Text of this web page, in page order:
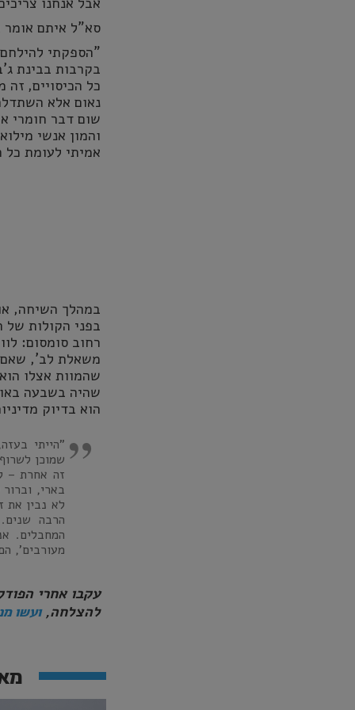
סא"ל איתם
"הספקתי להילחם
בקרבות בבינת
כל הכיסויים,
נאום אלא
שום דבר חומרי
והמון אנשי
אמיתי לעומת כל
במהלך השיחה,
בפני הקולות של
רחוב סומסום:
משאלת לב', שאם
שהמוות אצלו
שהיה בשבעה
הוא בדיוק
"הייתי
שמוכן
בארי,
לא נבין את
הרבה
המחבלים.
מעורבים',
עקבו אחרי
להצלחה,ועשו